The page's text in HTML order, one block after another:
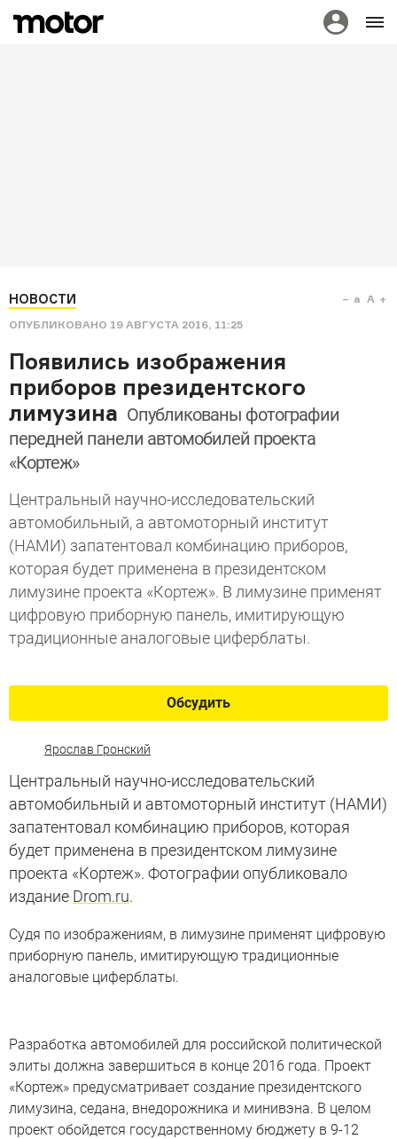
НОВОСТИ
ОПУБЛИКОВАНО 19 АВГУСТА 2016, 11:25
a A
Появились изображения
приборов президентского
лимузина Опубликованы фотографии
передней панели автомобилей проекта
«Кортеж»
Центральный научно-исследовательский
автомобильный, а автомоторный институт
(НАМИ) запатентовал комбинацию приборов,
которая будет применена в президентском
лимузине проекта «Кортеж». В лимузине применят
цифровую приборную панель, имитирующую
традиционные аналоговые циферблаты.
Обсудить
Ярослав Гронский
Центральный научно-исследовательский
автомобильный и автомоторный институт (НАМИ)
запатентовал комбинацию приборов, которая
будет применена в президентском лимузине
проекта «Кортеж». Фотографии опубликовало
издание Drom.ru.
Судя по изображениям, в лимузине применят цифровую
приборную панель, имитирующую традиционные
аналоговые циферблаты.
Разработка автомобилей для российской политической
элиты должна завершиться в конце 2016 года. Проект
«Кортеж» предусматривает создание президентского
лимузина, седана, внедорожника и минивэна. В целом
проект обойдется государственному бюджету в 9-12